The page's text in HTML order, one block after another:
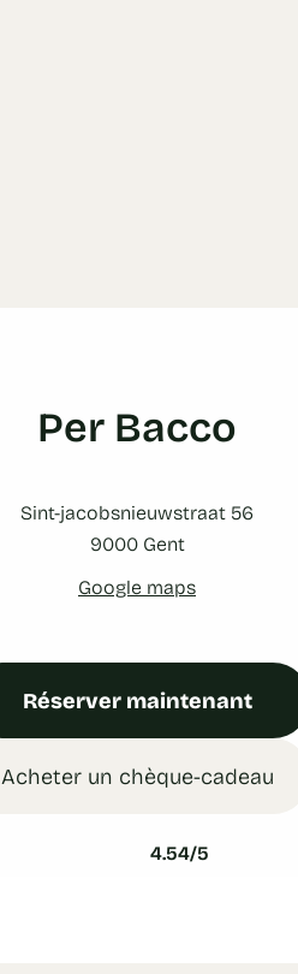
Per Bacco
Sint-jacobsnieuwstraat 56
9000 Gent
Google maps
Réserver maintenant
Acheter un chèque-cadeau
4.54/5